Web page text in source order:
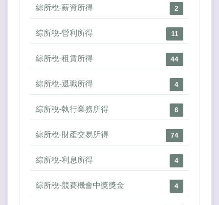
綜所稅-薪資所得 2
綜所稅-營利所得 11
綜所稅-租賃所得 44
綜所稅-退職所得 4
綜所稅-執行業務所得 6
綜所稅-財產交易所得 74
綜所稅-利息所得 4
綜所稅-競賽機會中獎獎金 4